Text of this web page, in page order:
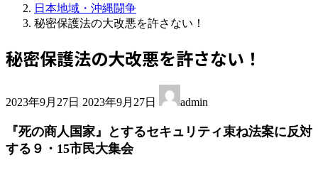
日本地域・沖縄闘争
秘密保護法の大改悪を許さない！
秘密保護法の大改悪を許さない！
2023年9月27日 終
新
日
2023年9月27日 admin
『死の商人国家』とするセキュリティ束ね法案に反対
する９・15市民大集会